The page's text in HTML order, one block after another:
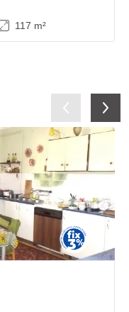
117 m²